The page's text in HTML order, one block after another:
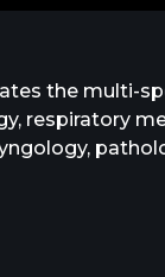
the multi-
respiratory